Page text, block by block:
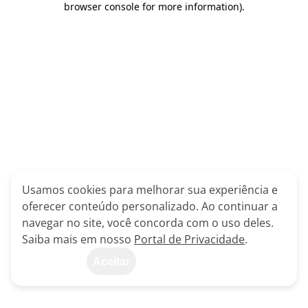
browser console for more information).
Usamos cookies para melhorar sua experiência e
oferecer conteúdo personalizado. Ao continuar a
navegar no site, você concorda com o uso deles.
Saiba mais em nosso Portal de Privacidade.